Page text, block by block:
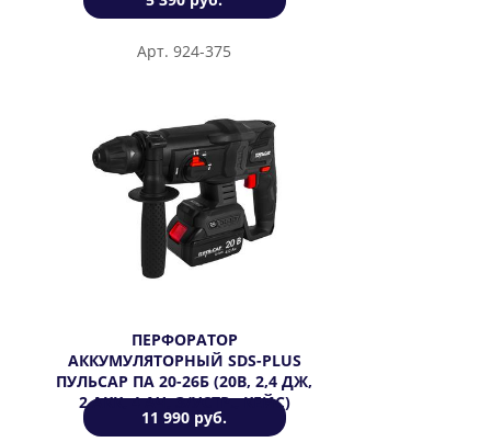
Арт. 924-375
ПЕРФОРАТОР
АККУМУЛЯТОРНЫЙ SDS-PLUS
ПУЛЬСАР ПА 20-26Б (20В, 2,4 ДЖ,
2 АКК, 4 АЧ, З/УСТР., КЕЙС)
11 990 руб.